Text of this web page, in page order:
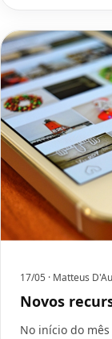
17/05 · Matteus
Novos
No início do